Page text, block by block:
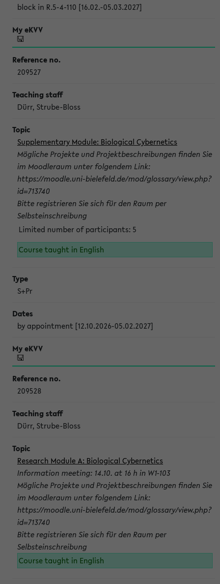
block in R.5-4-110 [16.02.-05.03.2027]
209527
Dürr, Strube-Bloss
Supplementary Module: Biological Cybernetics
Mögliche Projekte und Projektbeschreibungen finden Sie
im Moodleraum unter folgendem Link:
https://moodle.uni-bielefeld.de/mod/glossary/view.php?
id=713740
Bitte registrieren Sie sich für den Raum per
Selbsteinschreibung
Limited number of participants: 5
Course taught in English
S+Pr
by appointment [12.10.2026-05.02.2027]
209528
Dürr, Strube-Bloss
Research Module A: Biological Cybernetics
Information meeting: 14.10. at 16 h in W1-103
Mögliche Projekte und Projektbeschreibungen finden Sie
im Moodleraum unter folgendem Link:
https://moodle.uni-bielefeld.de/mod/glossary/view.php?
id=713740
Bitte registrieren Sie sich für den Raum per
Selbsteinschreibung
Course taught in English